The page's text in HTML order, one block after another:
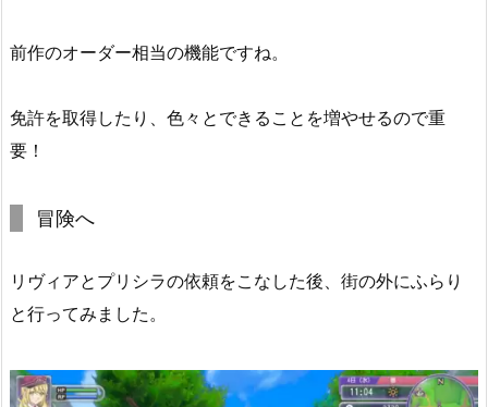
前作のオーダー相当の機能ですね。
免許を取得したり、色々とできることを増やせるので重
要！
冒険へ
リヴィアとプリシラの依頼をこなした後、街の外にふらり
と行ってみました。